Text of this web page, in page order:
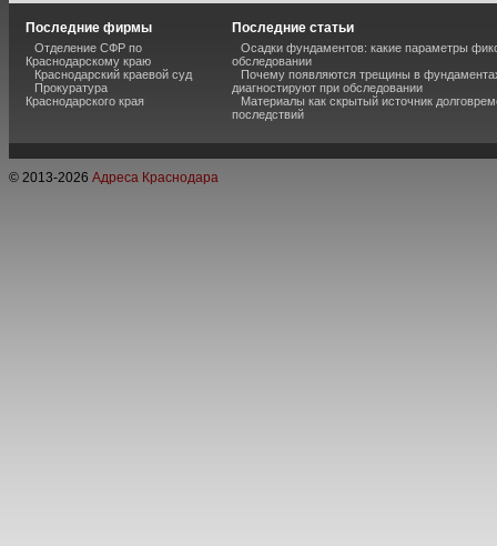
Последние фирмы
Отделение СФР по
Краснодарскому краю
Краснодарский краевой суд
Прокуратура
Краснодарского края
Последние статьи
Осадки фундаментов: какие параметры
обследовании
Почему появляются трещины в
диагностируют при обследовании
Материалы как скрытый источник
последствий
© 2013-2026 Адреса Краснодара